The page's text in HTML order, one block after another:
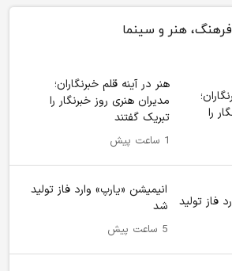
فرهنگ، هنر و سینما
هنر در آینه قلم خبرنگاران؛
مدیران هنری روز خبرنگار را
تبریک گفتند
1 ساعت پیش
انیمیشن «یارپ» وارد فاز تولید
شد
5 ساعت پیش